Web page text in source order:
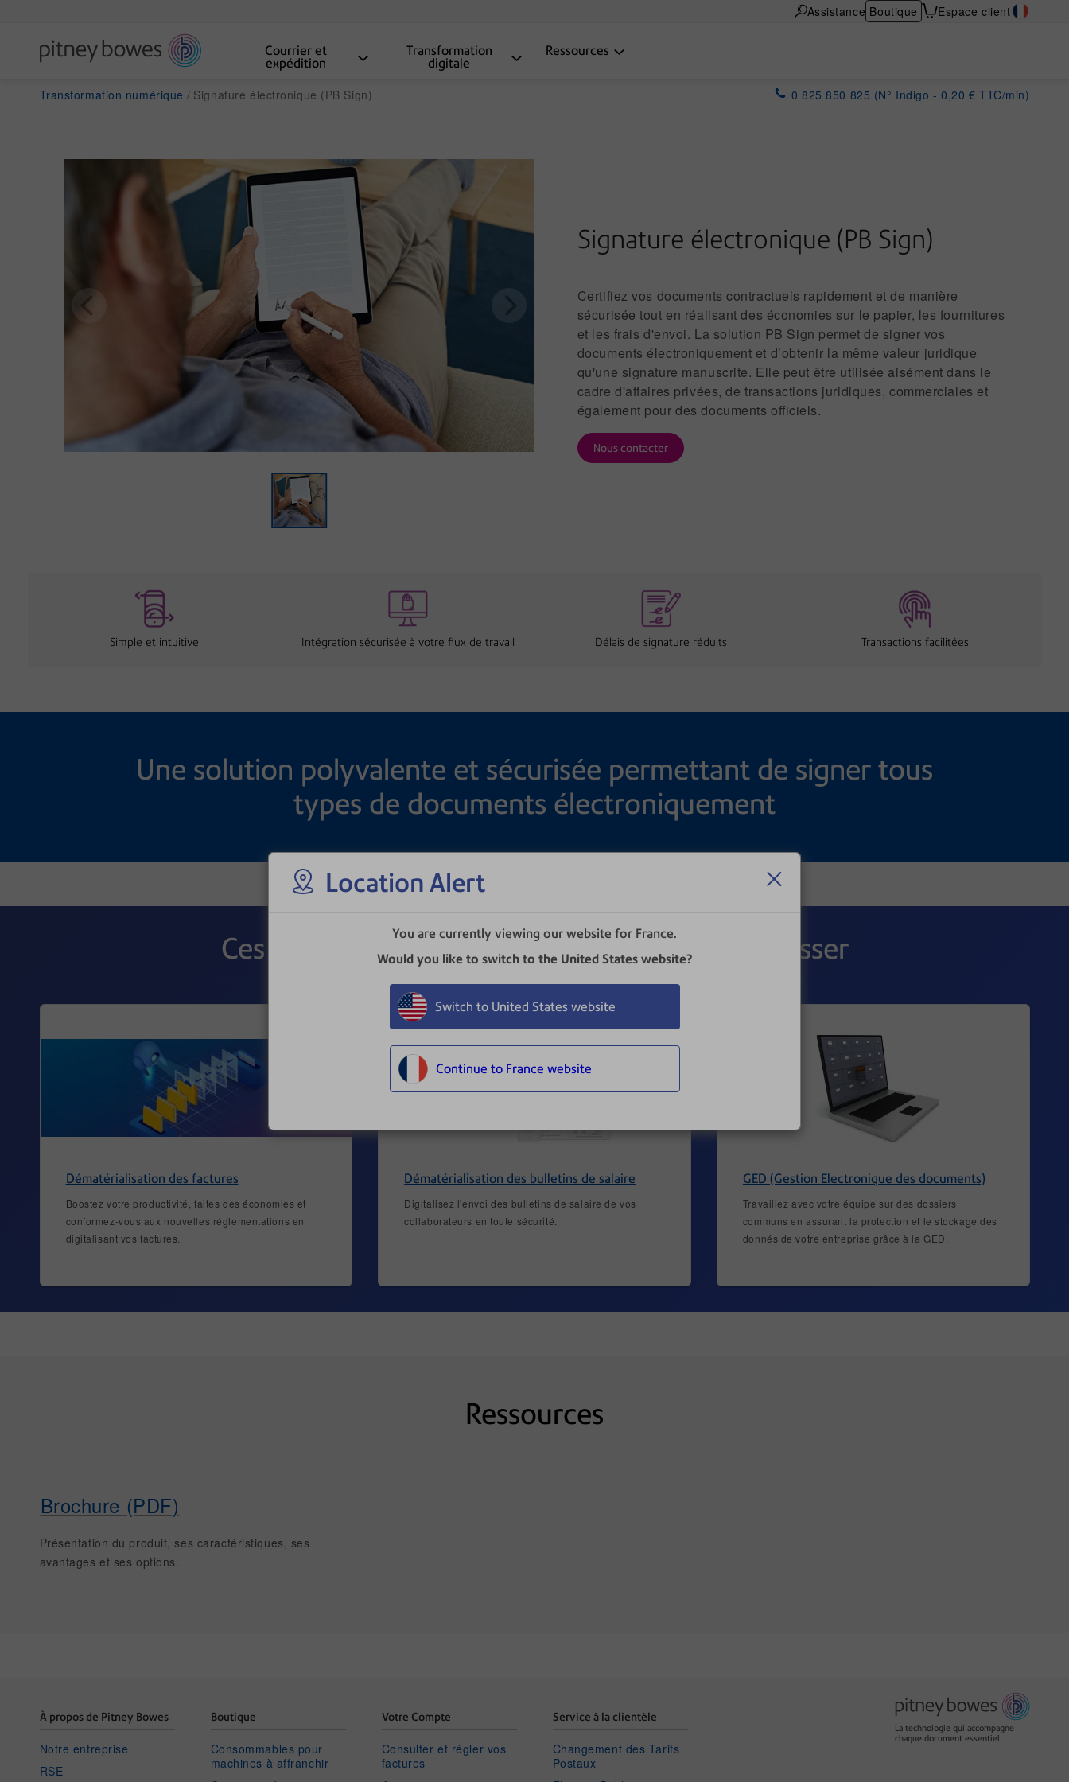
Location Alert
You are currently viewing our website for France.
Would you like to switch to the United States website?
Switch to United States website
Continue to France website
Assistance Boutique Espace client
Courrier et
expédition
Transformation
digitale
Ressources
Transformation numérique Signature électronique (PB Sign) 0 825 850 825 (N° Indigo - 0,20 € TTC/min)
Signature électronique (PB Sign)
Certifiez vos documents contractuels rapidement et de manière
sécurisée tout en réalisant des économies sur le papier, les fournitures
et les frais d'envoi. La solution PB Sign permet de signer vos
documents électroniquement et d’obtenir la même valeur juridique
qu'une signature manuscrite. Elle peut être utilisée aisément dans le
cadre d'affaires privées, de transactions juridiques, commerciales et
également pour des documents officiels.
Nous contacter
Simple et intuitive Intégration sécurisée à votre flux de travail Délais de signature réduits Transactions facilitées
Une solution polyvalente et sécurisée permettant de signer tous
types de documents électroniquement
Ces produits pourraient également vous intéresser
Dématérialisation des factures
Boostez votre productivité, faites des économies et
conformez-vous aux nouvelles réglementations en
digitalisant vos factures.
Dématérialisation des bulletins de salaire
Digitalisez l'envoi des bulletins de salaire de vos
collaborateurs en toute sécurité.
GED (Gestion Electronique des documents)
Travaillez avec votre équipe sur des dossiers
communs en assurant la protection et le stockage des
donnés de votre entreprise grâce à la GED.
Ressources
Brochure (PDF)
Présentation du produit, ses caractéristiques, ses
avantages et ses options.
À propos de Pitney Bowes
Notre entreprise
RSE
Boutique
Consommables pour
machines à affranchir
Votre Compte
Consulter et régler vos
factures
Service à la clientèle
Changement des Tarifs
Postaux
La technologie qui accompagne
chaque document essentiel.